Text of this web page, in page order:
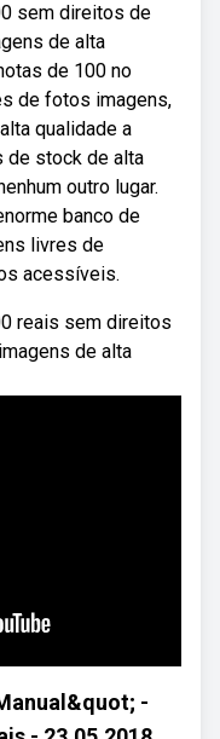
sem direitos de
de alta
de 100 no
de fotos imagens,
qualidade a
de stock de alta
outro lugar.
banco de
livres de
acessíveis.
reais sem direitos
de alta
-